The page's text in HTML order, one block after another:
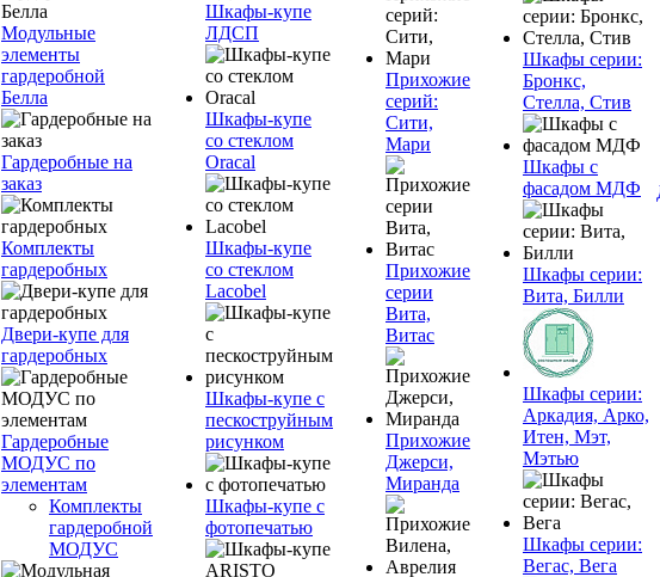
Модульные
элементы
гардеробной
Белла
Гардеробные на
заказ
Комплекты
гардеробных
Двери-купе для
гардеробных
Гардеробные
МОДУС по
элементам
Комплекты
гардеробной
МОДУС
Шкафы-купе
ЛДСП
Шкафы-купе
со стеклом
Oracal
Шкафы-купе
со стеклом
Lacobel
Шкафы-купе с
пескоструйным
рисунком
Шкафы-купе с
фотопечатью
Прихожие
серий:
Сити,
Мари
Прихожие
серии
Вита,
Витас
Прихожие
Джерси,
Миранда
Шкафы серии:
Бронкс,
Стелла, Стив
Шкафы с
фасадом МДФ
Шкафы серии:
Вита, Билли
Шкафы серии:
Аркадия, Арко,
Итен, Мэт,
Мэтью
Шкафы серии:
Вегас, Вега